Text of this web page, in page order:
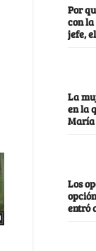
Por
con
jefe,
La
en la
María
Los
entró